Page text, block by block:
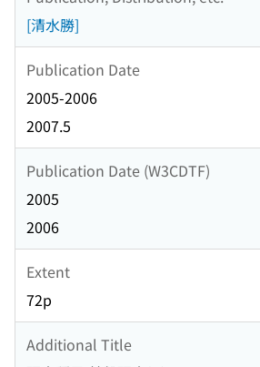
[清水勝]
Publication Date
2005-2006
2007.5
Publication Date (W3CDTF)
2005
2006
Extent
72p
Additional Title